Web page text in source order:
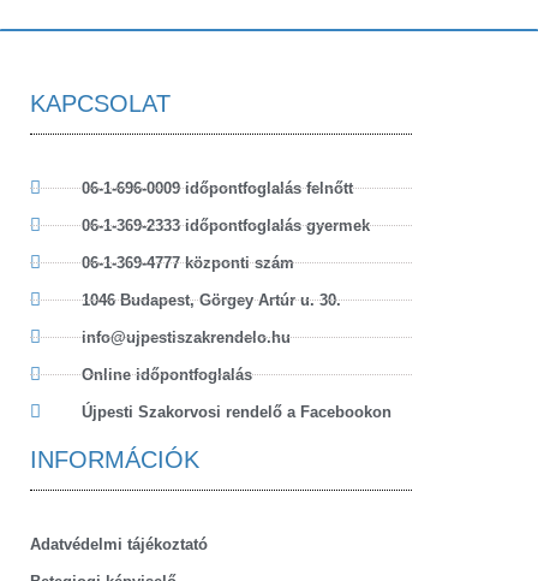
KAPCSOLAT
06-1-696-0009 időpontfoglalás felnőtt
06-1-369-2333 időpontfoglalás gyermek
06-1-369-4777 központi szám
1046 Budapest, Görgey Artúr u. 30.
info@ujpestiszakrendelo.hu
Online időpontfoglalás
Újpesti Szakorvosi rendelő a Facebookon
INFORMÁCIÓK
Adatvédelmi tájékoztató